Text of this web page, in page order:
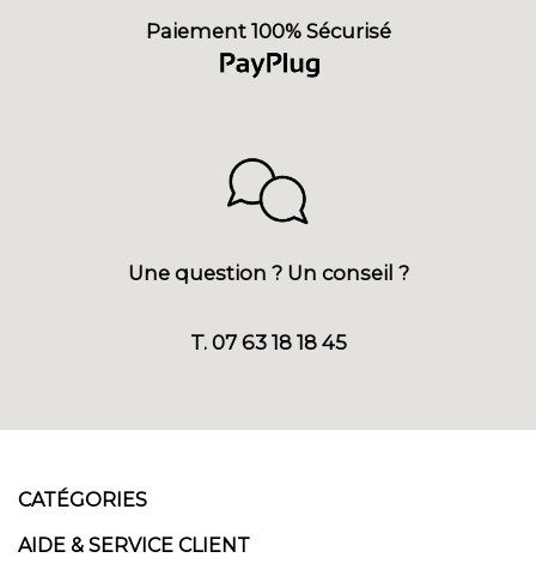
Paiement 100% Sécurisé
Une question ? Un conseil ?
T. 07 63 18 18 45
CATÉGORIES
AIDE & SERVICE CLIENT